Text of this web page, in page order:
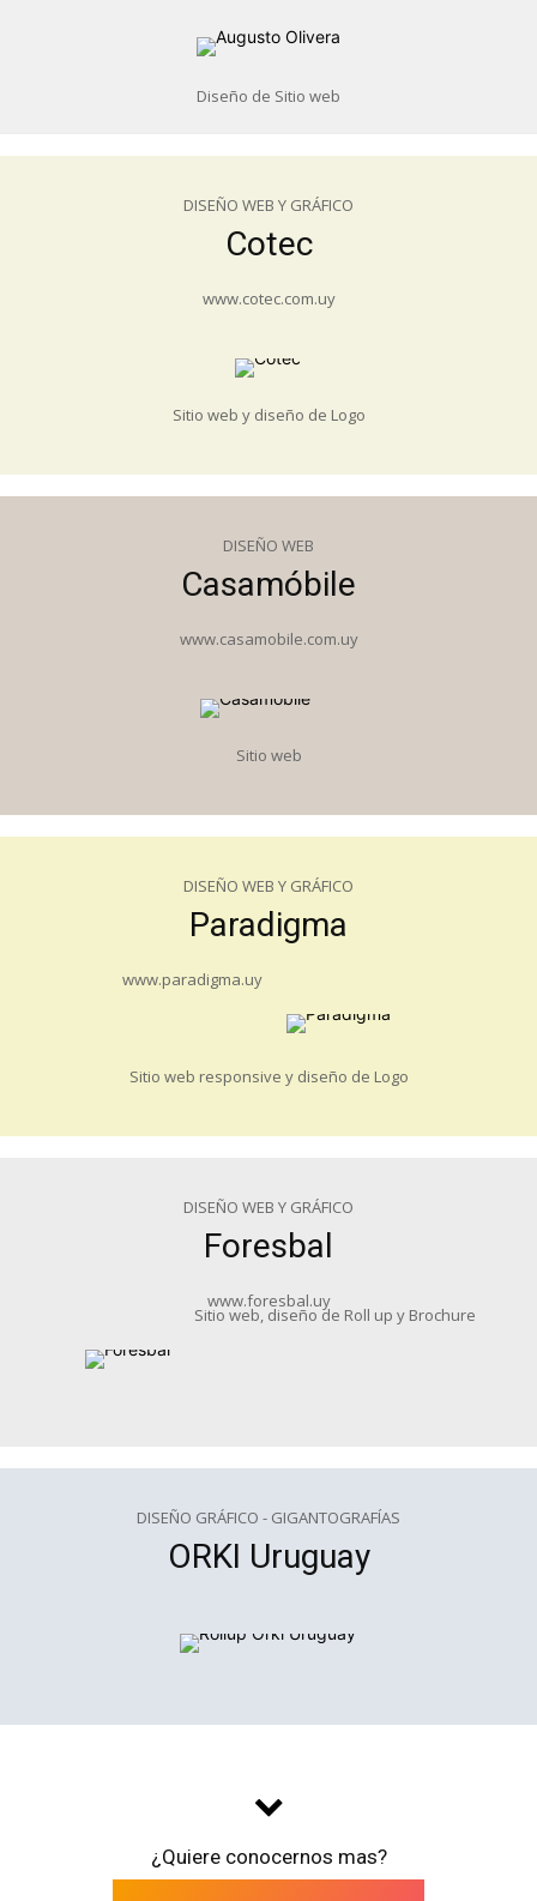
Diseño de Sitio web
DISEÑO WEB Y GRÁFICO
Cotec
www.cotec.com.uy
Sitio web y diseño de Logo
DISEÑO WEB
Casamóbile
www.casamobile.com.uy
Sitio web
DISEÑO WEB Y GRÁFICO
Paradigma
www.paradigma.uy
Sitio web responsive y diseño de Logo
DISEÑO WEB Y GRÁFICO
Foresbal
www.foresbal.uy
Sitio web, diseño de Roll up y Brochure
DISEÑO GRÁFICO - GIGANTOGRAFÍAS
ORKI Uruguay
¿Quiere conocernos mas?